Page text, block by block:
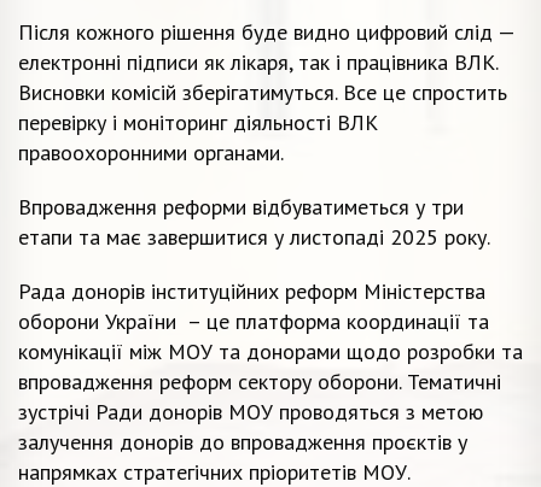
Після кожного рішення буде видно цифровий слід —
електронні підписи як лікаря, так і працівника ВЛК.
Висновки комісій зберігатимуться. Все це спростить
перевірку і моніторинг діяльності ВЛК
правоохоронними органами.
Впровадження реформи відбуватиметься у три
етапи та має завершитися у листопаді 2025 року.
Рада донорів інституційних реформ Міністерства
оборони України – це платформа координації та
комунікації між МОУ та донорами щодо розробки та
впровадження реформ сектору оборони. Тематичні
зустрічі Ради донорів МОУ проводяться з метою
залучення донорів до впровадження проєктів у
напрямках стратегічних пріоритетів МОУ.